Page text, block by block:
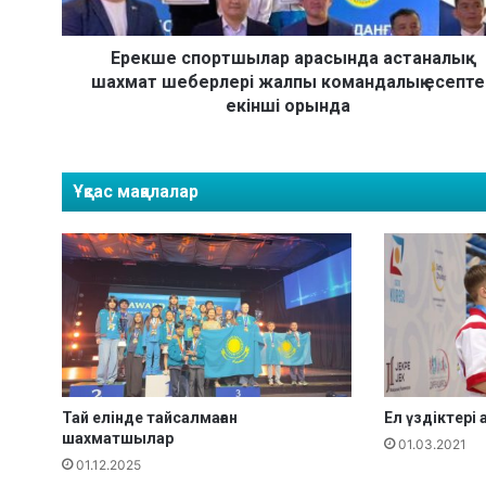
п
о
а
а
р
а
н
д
а
а
с
т
а
Ерекше спортшылар арасында астаналық
шахмат шеберлері жалпы командалық есепте
екінші орында
Ұқсас мақалалар
Тай елінде тайсалмаған
шахматшылар
01.12.2025
Ел
01.03.2021